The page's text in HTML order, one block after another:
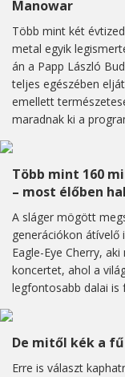
Manowar
Több mint két
metal egyik
án a Papp László
teljes egészében
emellett
maradnak ki a
Több mint 160
– most élőben
A sláger mögött
generációkon átívelő
Eagle-Eye Cherry,
koncertet, ahol a
legfontosabb dalai is
De mitől kék a
Erre is választ